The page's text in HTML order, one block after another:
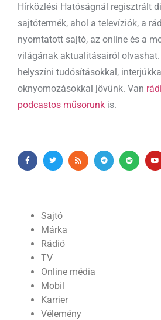
Hírközlési Hatóságnál regisztrált
sajtótermék, ahol a televíziók, a
nyomtatott sajtó, az online és a
világának aktualitásairól olvashat.
helyszíni tudósításokkal,
oknyomozásokkal jövünk. Van
podcastos műsorunk is.
Sajtó
Márka
Rádió
TV
Online média
Mobil
Karrier
Vélemény